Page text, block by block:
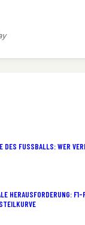
DES FUSSBALLS: WER
HERAUSFORDERUNG: